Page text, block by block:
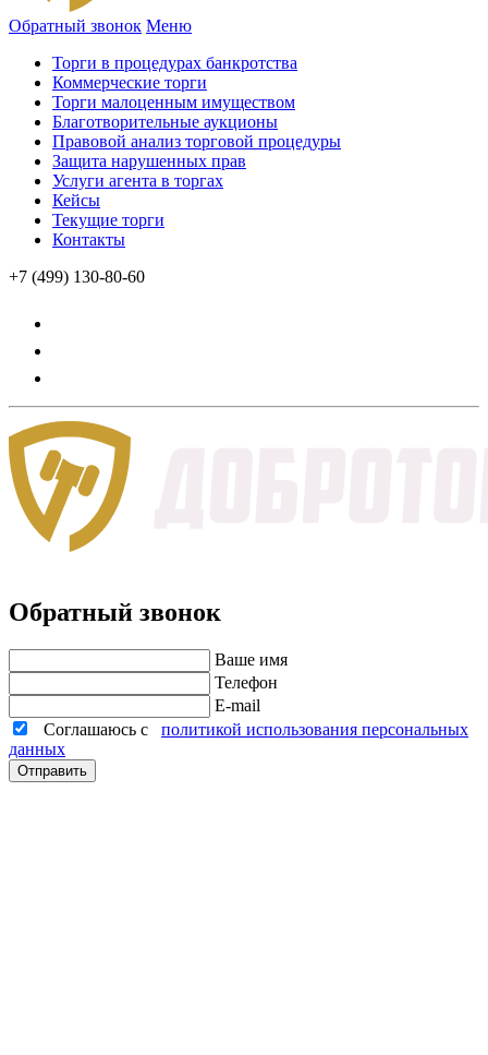
Обратный звонок Меню
Торги в процедурах банкротства
Коммерческие торги
Торги малоценным имуществом
Благотворительные аукционы
Правовой анализ торговой процедуры
Защита нарушенных прав
Услуги агента в торгах
Кейсы
Текущие торги
Контакты
+7 (499) 130-80-60
Обратный звонок
Ваше имя
Телефон
E-mail
Соглашаюсь с политикой использования персональных
данных
Отправить